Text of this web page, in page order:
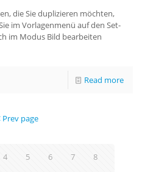
die Sie duplizieren möchten,
im Vorlagenmenü auf den Set-
im Modus Bild bearbeiten
Read more
Prev page
4 5 6 7
8